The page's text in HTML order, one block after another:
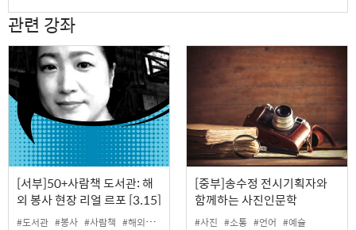
관련 강좌
[서부]50+사람책 도서관: 해
외 봉사 현장 리얼 르포 [3.15]
#도서관 #봉사 #사람책 #해외 #해외활동 #현장전문가
[중부]송수정 전시기획자와
함께하는 사진인문학
#사진 #소통 #언어 #예술